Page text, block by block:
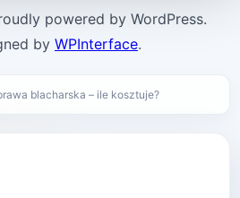
powered by WordPress.
by WPInterface.
blacharska – ile kosztuje?